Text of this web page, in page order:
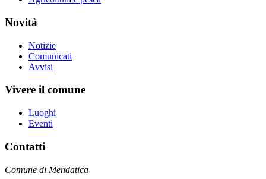
Novità
Notizie
Comunicati
Avvisi
Vivere il comune
Luoghi
Eventi
Contatti
Comune di Mendatica